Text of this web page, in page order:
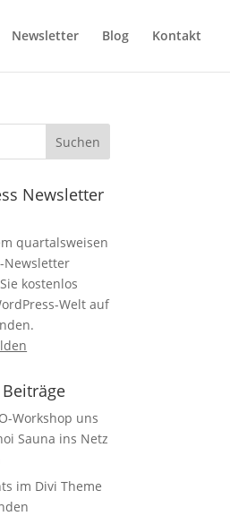
Newsletter Blog Kontakt
Newsletter
quartalsweisen
Newsletter
kostenlos
Welt auf
Workshop uns
Sauna ins Netz
im Divi Theme